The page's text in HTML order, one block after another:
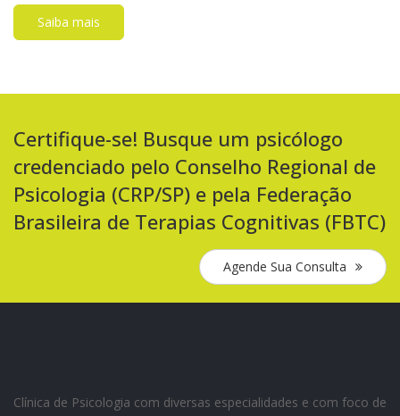
Saiba mais
Certifique-se! Busque um psicólogo
credenciado pelo Conselho Regional de
Psicologia (CRP/SP) e pela Federação
Brasileira de Terapias Cognitivas (FBTC)
Agende Sua Consulta
Clínica de Psicologia com diversas especialidades e com foco de